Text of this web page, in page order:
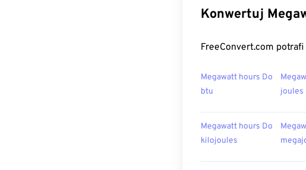
Konwertuj
FreeConvert.com
Megawatt hours Do
btu
joules
Megawatt hours Do
kilojoules